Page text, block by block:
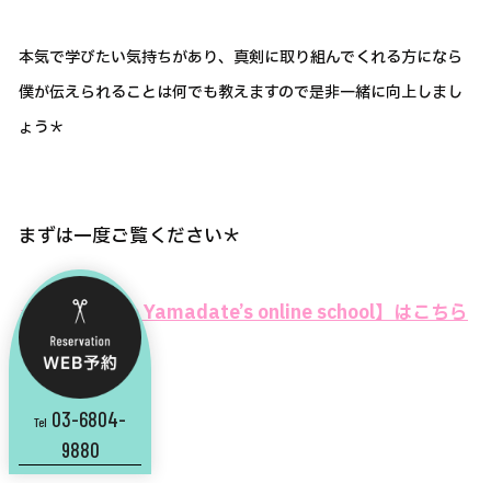
本気で学びたい気持ちがあり、真剣に取り組んでくれる方になら
僕が伝えられることは何でも教えますので是非一緒に向上しまし
ょう＊
まずは一度ご覧ください＊
⇒⇒【Yusuke Yamadate’s online school】はこちら
から
Tel 03-6804-
9880